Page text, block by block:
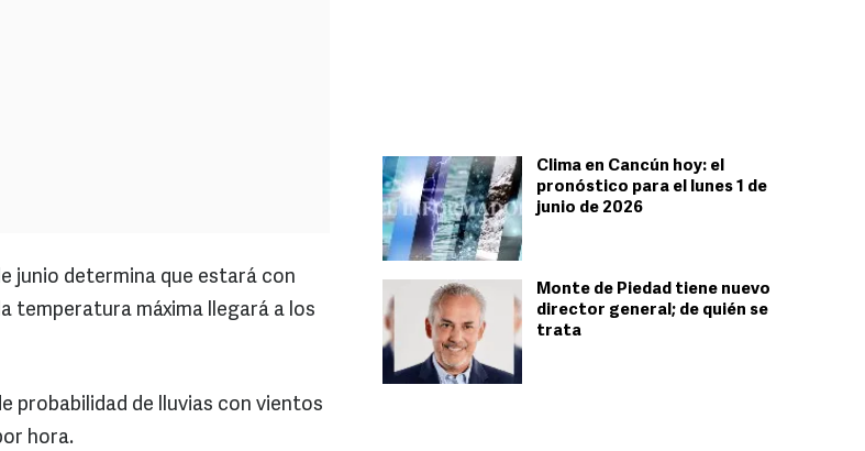
Clima en Cancún hoy: el
pronóstico para el lunes 1 de
junio de 2026
Monte de Piedad tiene nuevo
director general; de quién se
trata
junio determina que estará con
temperatura máxima llegará a los
probabilidad de lluvias con vientos
hora.